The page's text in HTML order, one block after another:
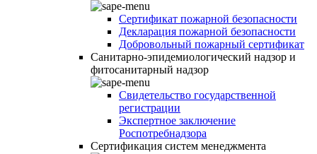
Сертификат пожарной безопасности
Декларация пожарной безопасности
Добровольный пожарный сертификат
Санитарно-эпидемиологический надзор и
фитосанитарный надзор
Свидетельство государственной
регистрации
Экспертное заключение
Роспотребнадзора
Сертификация систем менеджмента